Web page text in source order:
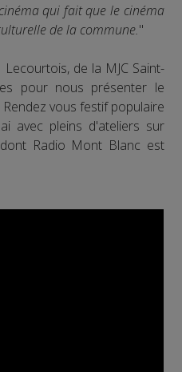
qui fait que le cinéma
de la commune."
de la MJC Saint-
pour nous présenter le
vous festif populaire
avec pleins d'ateliers sur
Radio Mont Blanc est